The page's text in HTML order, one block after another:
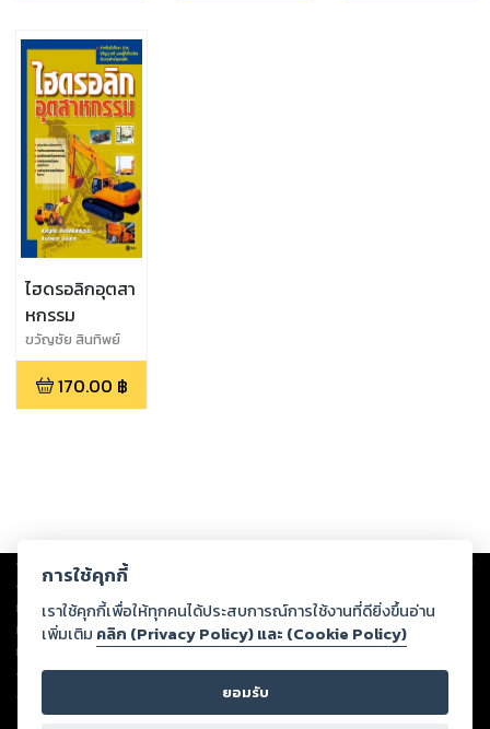
ไฮดรอลิกอุตสา
หกรรม
ขวัญชัย สินทิพย์
สมบูรณ์,ปานเพชร
ชินินทร170.00 ฿
Copyright © 2026
ต่อผลงานหรือเนื้อหาใดที่อัปโหลดผ่านเว็บไซต์และปรากฏว่าละเมิดสิทธิใน
ทรัพย์สินทางปัญญาของบุคคลอื่นหรือขัดต่อกฎหมายและศีลธรรม ดังนั้น ผู้อ่าน
ทุกท่านโปรดใช้วิจารณญาณในการกลั่นกรองด้วยตนเอง และหากท่านพบว่าส่วน
หนึ่งส่วนใดขัดต่อกฎหมายและศีลธรรม กรุณาแจ้งมายังบริษัท เพื่อทีมงานจะได้
ดำเนินการในทันที ทั้งนี้ ทางสตอรี่ล็อกขอสงวนลิขสิทธิ์ตามพระราชบัญญัติ
ลิขสิทธิ์ พ.ศ. 2537 (ฉบับล่าสุด)
การใช้คุกกี้
เราใช้คุกกี้เพื่อให้ทุกคนได้ประสบการณ์การใช้งานที่ดียิ่งขึ้นอ่าน
เพิ่มเติม คลิก (Privacy Policy) และ (Cookie Policy)
ยอมรับ